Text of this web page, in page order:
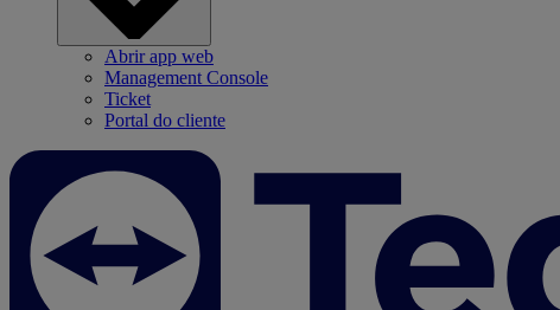
Abrir app web
Management Console
Ticket
Portal do cliente